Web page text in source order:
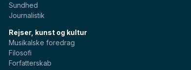
Sundhed
Journalistik
Rejser, kunst og kultur
Musikalske foredrag
Filosofi
Forfatterskab